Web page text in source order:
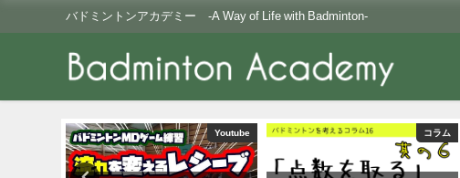
バドミントンアカデミー -A Way of Life with Badminton-
Youtube コラム